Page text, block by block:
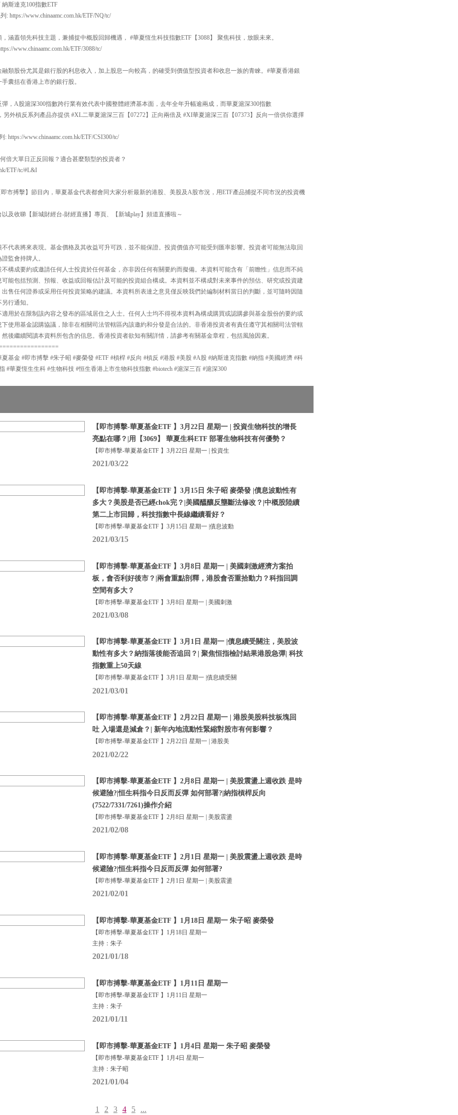
納斯達克100指數ETF
: https://www.chinaamc.com.hk/ETF/NQ/tc/
涵蓋領先科技主題，兼捕捉中概股回歸機遇， #華夏恆生科技指數ETF【3088】 聚焦科技，放眼未來。
www.chinaamc.com.hk/ETF/3088/tc/
類股份尤其是銀行股的利息收入，加上股息一向較高，的確受到價值型投資者和收息一族的青睞。#華夏香港銀
囊括在香港上市的銀行股。
，A股滬深300指數跨行業有效代表中國整體經濟基本面，去年全年升幅逾兩成，而華夏滬深300指數
另外槓反系列產品亦提供 #XL二華夏滬深三百【07272】正向兩倍及 #XI華夏滬深三百【07373】反向一倍供你選擇
https://www.chinaamc.com.hk/ETF/CSI300/tc/
倍大單日正反回報？適合甚麼類型的投資者？
ETF/tc/#L&I
即市搏擊】節目內，華夏基金代表都會同大家分析最新的港股、美股及A股市況，用ETF產品捕捉不同市況的投資機
及收睇【新城財經台-財經直播】專頁、【新城play】頻道直播啦～
代表將來表現。基金價格及其收益可升可跌，並不能保證。投資價值亦可能受到匯率影響。投資者可能無法取回
監會持牌人。
構成要約或邀請任何人士投資於任何基金，亦非因任何有關要約而擬備。本資料可能含有「前瞻性」信息而不純
能包括預測、預報、收益或回報估計及可能的投資組合構成。本資料並不構成對未來事件的預估、研究或投資建
售任何證券或采用任何投資策略的建議。本資料所表達之意見僅反映我們於編制材料當日的判斷，並可隨時因隨
行通知。
用於在限制該內容之發布的區域居住之人士。任何人士均不得視本資料為構成購買或認購參與基金股份的要約或
使用基金認購協議，除非在相關司法管轄區內該邀約和分發是合法的。非香港投資者有責任遵守其相關司法管轄
後繼續閱讀本資料所包含的信息。香港投資者欲知有關詳情，請參考有關基金章程，包括風險因素。
基金 #即市搏擊 #朱子昭 #麥榮發 #ETF #槓桿 #反向 #槓反 #港股 #美股 #A股 #納斯達克指數 #納指 #美國經濟 #科
#華夏恆生生科 #生物科技 #恒生香港上市生物科技指數 #biotech #滬深三百 #滬深300
【即市搏擊-華夏基金ETF 】3月22日 星期一 | 投資生物科技的增長
亮點在哪？|用【3069】 華夏生科ETF 部署生物科技有何優勢？
【即市搏擊-華夏基金ETF 】3月22日 星期一 | 投資生
2021/03/22
【即市搏擊-華夏基金ETF 】3月15日 朱子昭 麥榮發 |債息波動性有
多大？美股是否已經chok完？|美國醞釀反壟斷法修改？|中概股陸續
第二上市回歸，科技指數中長線繼續看好？
【即市搏擊-華夏基金ETF 】3月15日 星期一 |債息波動
2021/03/15
【即市搏擊-華夏基金ETF 】3月8日 星期一 | 美國刺激經濟方案拍
板，會否利好後市？|兩會重點剖釋，港股會否重拾動力？科指回調
空間有多大？
【即市搏擊-華夏基金ETF 】3月8日 星期一 | 美國刺激
2021/03/08
【即市搏擊-華夏基金ETF 】3月1日 星期一 |債息續受關注，美股波
動性有多大？納指落後能否追回？| 聚焦恒指檢討結果港股急彈| 科技
指數重上50天線
【即市搏擊-華夏基金ETF 】3月1日 星期一 |債息續受關
2021/03/01
【即市搏擊-華夏基金ETF 】2月22日 星期一 | 港股美股科技板塊回
吐 入場還是減倉？| 新年內地流動性緊縮對股市有何影響？
【即市搏擊-華夏基金ETF 】2月22日 星期一 | 港股美
2021/02/22
【即市搏擊-華夏基金ETF 】2月8日 星期一 | 美股震盪上週收跌 是時
候避險?|恒生科指今日反而反彈 如何部署?|納指槓桿反向
(7522/7331/7261)操作介紹
【即市搏擊-華夏基金ETF 】2月8日 星期一 | 美股震盪
2021/02/08
【即市搏擊-華夏基金ETF 】2月1日 星期一 | 美股震盪上週收跌 是時
候避險?|恒生科指今日反而反彈 如何部署?
【即市搏擊-華夏基金ETF 】2月1日 星期一 | 美股震盪
2021/02/01
【即市搏擊-華夏基金ETF 】1月18日 星期一 朱子昭 麥榮發
【即市搏擊-華夏基金ETF 】1月18日 星期一
主持：朱子
2021/01/18
【即市搏擊-華夏基金ETF 】1月11日 星期一
【即市搏擊-華夏基金ETF 】1月11日 星期一
主持：朱子
2021/01/11
【即市搏擊-華夏基金ETF 】1月4日 星期一 朱子昭 麥榮發
【即市搏擊-華夏基金ETF 】1月4日 星期一
主持：朱子昭
2021/01/04
1 2 3 4 5 ...